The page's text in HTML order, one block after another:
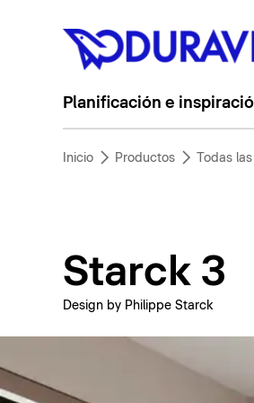
Planificación e
Inicio Productos Todas
Starck 3
Design by Philippe Starck